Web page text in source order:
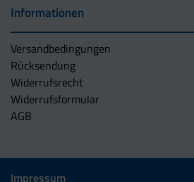
Informationen
Versandbedingungen
Rücksendung
Widerrufsrecht
Widerrufsformular
AGB
Impressum